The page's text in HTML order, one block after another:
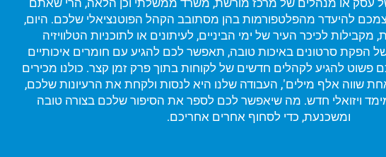
להיעדר מהפלטפורמות בהן מסתובב הקהל הפוטנציאלי שלכם. היום,
לכיכר העיר של ימי הביניים, לעיתונים או לתוכניות הטלוויזיה
הפקת סרטונים באיכות טובה, תאפשר לכם להגיע עם חומרים איכותיים
פשוט להגיע לקהלים חדשים של לקוחות בתוך פרק זמן קצר. כולנו מכירים
שווה אלף מילים', העבודה שלנו היא לנסות ולקחת את הרעיונות שלכם,
ויזואלי חדש. מה שיאפשר לכם לספר את הסיפור שלכם בצורה טובה
ומשכנעת, כדי לסחוף אחרים אחריכם.